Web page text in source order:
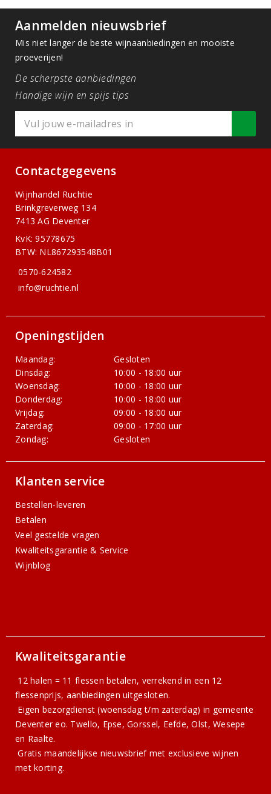
Aanmelden nieuwsbrief
Mis niet langer de beste wijnaanbiedingen en mooiste
proeverijen!
De scherpste aanbiedingen
Handige wijn en spijs tips
Contactgegevens
Wijnhandel Ruchtie
Brinkgreverweg 134
7413 AG Deventer
KvK: 95778675
BTW: NL867293548B01
0570-624582
info@ruchtie.nl
Openingstijden
Maandag:
Gesloten
Dinsdag:
10:00 - 18:00 uur
Woensdag:
10:00 - 18:00 uur
Donderdag:
10:00 - 18:00 uur
Vrijdag:
09:00 - 18:00 uur
Zaterdag:
09:00 - 17:00 uur
Zondag:
Gesloten
Klanten service
Bestellen-leveren
Betalen
Veel gestelde vragen
Kwaliteitsgarantie & Service
Wijnblog
Kwaliteitsgarantie
12 halen = 11 flessen betalen, verrekend in een 12
flessenprijs, aanbiedingen uitgesloten.
Eigen bezorgdienst (woensdag t/m zaterdag) in gemeente
Deventer eo. Twello, Epse, Gorssel, Eefde, Olst, Wesepe
en Raalte.
Gratismaandelijkse nieuwsbriefmet exclusieve wijnen
met korting.